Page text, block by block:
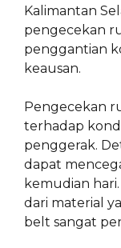
Kalimantan
pengecekan
penggantian
keausan.
Pengecekan
terhadap
penggerak.
dapat
kemudian
dari material
belt sangat